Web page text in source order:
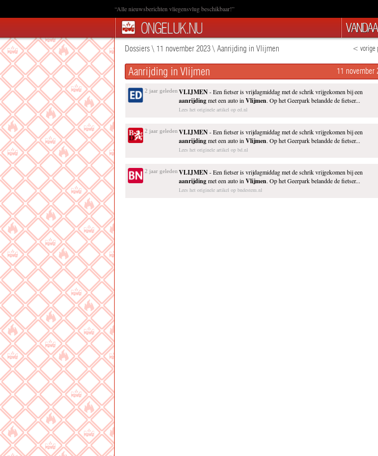
“Alle nieuwsberichten vliegensvlug beschikbaar!”
Dossiers\ 11 november 2023\ Aanrijding in Vlijmen < vorige
Aanrijding in Vlijmen 11 november
2 jaar geleden VLIJMEN- Een fietser is vrijdagmiddag met de schrik vrijgekomen bij een
aanrijdingmet een auto in Vlijmen. Op het Geerpark belandde de fietser...
Lees het originele artikel op ed.nl
2 jaar geleden VLIJMEN- Een fietser is vrijdagmiddag met de schrik vrijgekomen bij een
aanrijdingmet een auto in Vlijmen. Op het Geerpark belandde de fietser...
Lees het originele artikel op bd.nl
2 jaar geleden VLIJMEN- Een fietser is vrijdagmiddag met de schrik vrijgekomen bij een
aanrijdingmet een auto in Vlijmen. Op het Geerpark belandde de fietser...
Lees het originele artikel op bndestem.nl